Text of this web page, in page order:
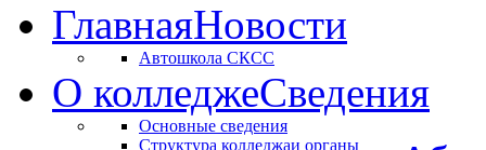
ГлавнаяНовости
Автошкола СКСС
О колледжеСведения
Основные сведения
Структура колледжаи органы